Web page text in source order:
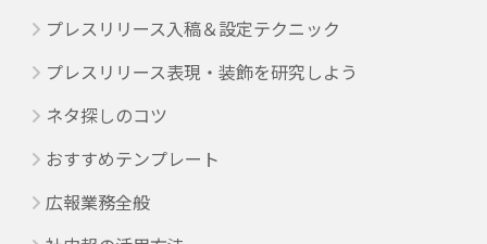
プレスリリース入稿＆設定テクニック
プレスリリース表現・装飾を研究しよう
ネタ探しのコツ
おすすめテンプレート
広報業務全般